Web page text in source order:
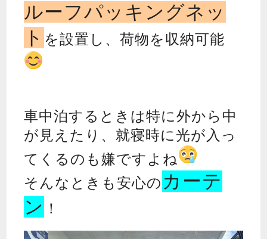
ルーフパッキングネッ
ト を設置し、荷物を収納可能
車中泊するときは特に外から中
が見えたり、就寝時に光が入っ
てくるのも嫌ですよね
そんなときも安心の カーテ
ン ！